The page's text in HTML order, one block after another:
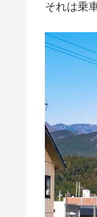
それは乗